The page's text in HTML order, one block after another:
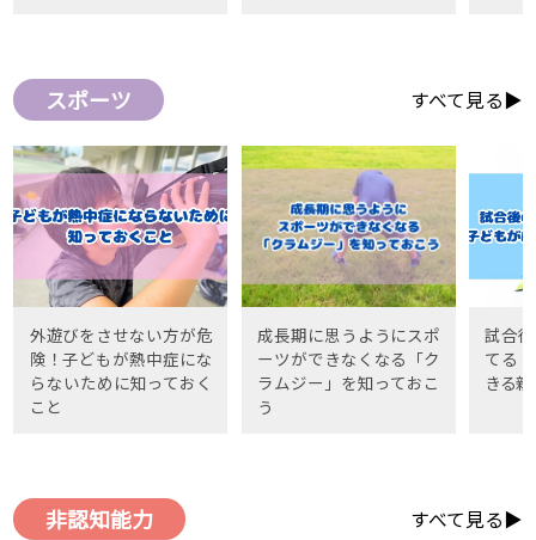
スポーツ すべて見る▶
外遊びをさせない方が危
険！子どもが熱中症にな
らないために知っておく
こと
成長期に思うようにスポ
ーツができなくなる「ク
ラムジー」を知っておこ
う
試合
てる
きる
非認知能力 すべて見る▶